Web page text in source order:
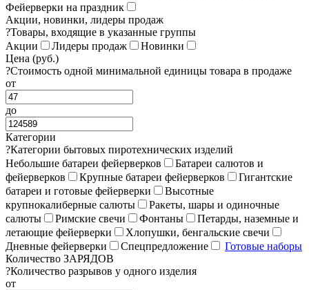
Фейерверки на праздник
Акции, новинки, лидеры продаж
?Товары, входящие в указанные группы
Акции
Лидеры продаж
Новинки
Цена (руб.)
?Стоимость одной минимальной единицы товара в продаже
от
до
Категории
?Категории бытовых пиротехнических изделий
Небольшие батареи фейерверков
Батареи салютов и
фейерверков
Крупные батареи фейерверков
Гигантские
батареи и готовые фейерверки
Высотные
крупнокалиберные салюты
Ракеты, шары и одиночные
салюты
Римские свечи Фонтаны
Петарды, наземные и
летающие фейерверки
Хлопушки, бенгальские свечи
Дневные фейерверки
Спецпредложение
Готовые наборы
Количество ЗАРЯДОВ
?Количество разрывов у одного изделия
от